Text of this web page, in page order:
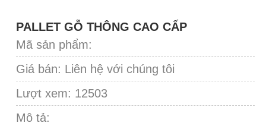
PALLET GỖ THÔNG CAO CẤP
Mã sản phẩm:
Giá bán: Liên hệ với chúng tôi
Lượt xem: 12503
Mô tả: